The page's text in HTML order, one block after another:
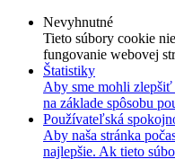
Nevyhnutné
Tieto súbory cookie
fungovanie webovej
Štatistiky
Aby sme mohli
na základe spôsobu
Používateľská
Aby naša stránka
najlepšie. Ak tieto